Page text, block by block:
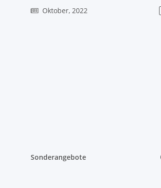
Oktober, 2022
Sonderangebote